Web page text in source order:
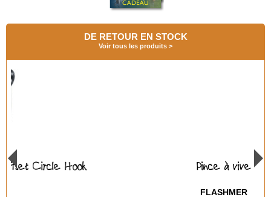
DE RETOUR EN STOCK
Voir tous les produits